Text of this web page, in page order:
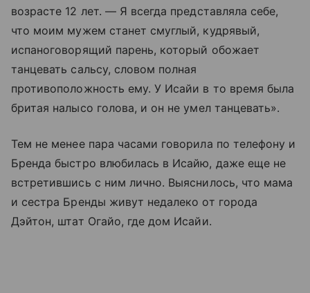
возрасте 12 лет. — Я всегда представляла себе,
что моим мужем станет смуглый, кудрявый,
испаноговорящий парень, который обожает
танцевать сальсу, словом полная
противоположность ему. У Исайи в то время была
бритая налысо голова, и он не умел танцевать».
Тем не менее пара часами говорила по телефону и
Бренда быстро влюбилась в Исайю, даже еще не
встретившись с ним лично. Выяснилось, что мама
и сестра Бренды живут недалеко от города
Дэйтон, штат Огайо, где дом Исайи.